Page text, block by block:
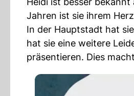
Jahren ist sie ihrem
In der Hauptstadt hat
hat sie eine weitere
präsentieren. Dies